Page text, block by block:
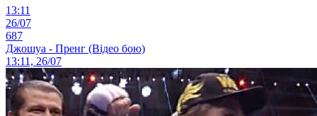
13:11
26/07
687
Джошуа - Пренг (Відео бою)
13:11, 26/07